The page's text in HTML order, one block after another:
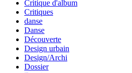
Critique d'album
Critiques
danse
Danse
Découverte
Design urbain
Design/Archi
Dossier